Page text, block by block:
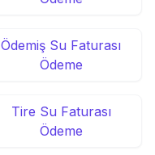
Ödemiş Su Faturası
Ödeme
Tire Su Faturası
Ödeme